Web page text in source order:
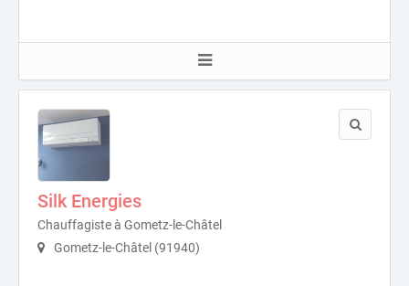
Silk Energies
Chauffagiste à Gometz-le-Châtel
Gometz-le-Châtel (91940)